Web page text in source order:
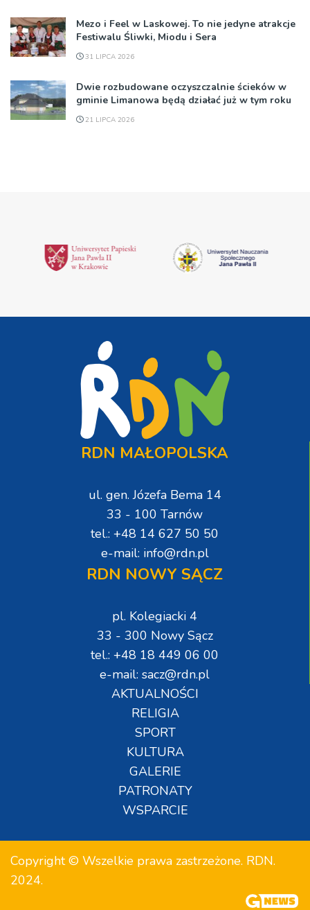
Mezo i Feel w Laskowej. To nie jedyne atrakcje
Festiwalu Śliwki, Miodu i Sera
31 LIPCA 2026
Dwie rozbudowane oczyszczalnie ścieków w
gminie Limanowa będą działać już w tym roku
21 LIPCA 2026
RDN MAŁOPOLSKA
ul. gen. Józefa Bema 14
33 - 100 Tarnów
tel.: +48 14 627 50 50
e-mail: info@rdn.pl
RDN NOWY SĄCZ
pl. Kolegiacki 4
33 - 300 Nowy Sącz
tel.: +48 18 449 06 00
e-mail: sacz@rdn.pl
AKTUALNOŚCI
RELIGIA
SPORT
KULTURA
GALERIE
PATRONATY
WSPARCIE
Copyright © Wszelkie prawa zastrzeżone. RDN.
2024.